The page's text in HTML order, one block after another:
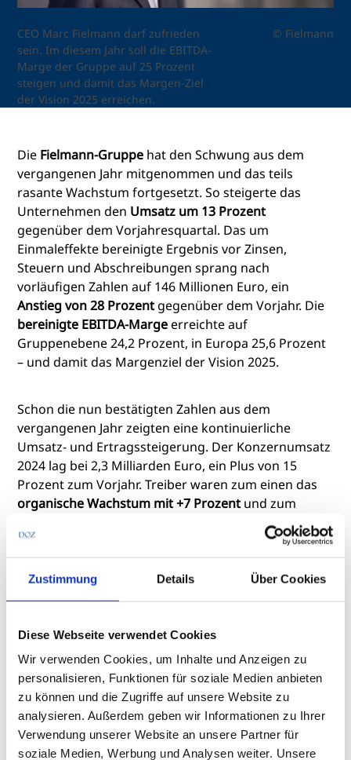
Zustimmung Details Über Cookies
Diese Webseite verwendet Cookies
Wir verwenden Cookies, um Inhalte und Anzeigen zu
personalisieren, Funktionen für soziale Medien anbieten
zu können und die Zugriffe auf unsere Website zu
analysieren. Außerdem geben wir Informationen zu Ihrer
Verwendung unserer Website an unsere Partner für
soziale Medien, Werbung und Analysen weiter. Unsere
CEO Marc Fielmann darf zufrieden
sein. Im diesem Jahr soll die EBITDA-
Marge der Gruppe auf 25 Prozent
steigen und damit das Margen-Ziel
der Vision 2025 erreichen.
© Fielmann
Die Fielmann-Gruppe hat den Schwung aus dem
vergangenen Jahr mitgenommen und das teils
rasante Wachstum fortgesetzt. So steigerte das
Unternehmen den Umsatz um 13 Prozent
gegenüber dem Vorjahresquartal. Das um
Einmaleffekte bereinigte Ergebnis vor Zinsen,
Steuern und Abschreibungen sprang nach
vorläufigen Zahlen auf 146 Millionen Euro, ein
Anstieg von 28 Prozent gegenüber dem Vorjahr. Die
bereinigte EBITDA-Margeerreichte auf
Gruppenebene 24,2 Prozent, in Europa 25,6 Prozent
– und damit das Margenziel der Vision 2025.
Schon die nun bestätigten Zahlen aus dem
vergangenen Jahr zeigten eine kontinuierliche
Umsatz- und Ertragssteigerung. Der Konzernumsatz
2024 lag bei 2,3 Milliarden Euro, ein Plus von 15
Prozent zum Vorjahr. Treiber waren zum einen das
organische Wachstum mit +7 Prozent und zum
US-Akquisitionen(+8
%). In Sachen Profitabilität erreichte die EBITDA-
Marge 21,7 Prozent auf Gruppenebene (+1,5
Prozentpunkte gegenüber dem Vorjahr) und stieg in
Europa auf 22,8 Prozent (+2,1 Prozentpunkte
wuchs auf 154 Millionen Euro – eine Steigerung von
21 Prozent.
Steigerungen, die Fielmann auch für das aktuelle
Jahr erwartet: Bei einemGesamtumsatz von 2,5
Milliarden Eurosoll die bereinigte EBITDA-Marge in